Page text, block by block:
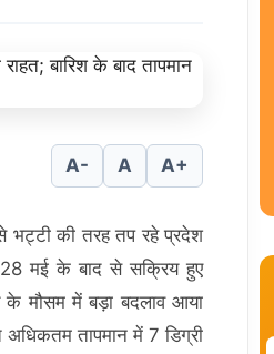
A- A A+
भट्टी की तरह तप रहे प्रदेश
मई के बाद से सक्रिय हुए
के मौसम में बड़ा बदलाव आया
तापमान में 7 डिग्री